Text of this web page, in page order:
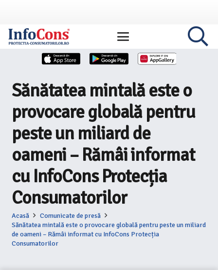
Sănătatea mintală este o
provocare globală pentru
peste un miliard de
oameni – Rămâi informat
cu InfoCons Protecția
Consumatorilor
Acasă
Comunicate de presă
Sănătatea mintală este o provocare globală pentru peste un miliard
de oameni – Rămâi informat cu InfoCons Protecția
Consumatorilor